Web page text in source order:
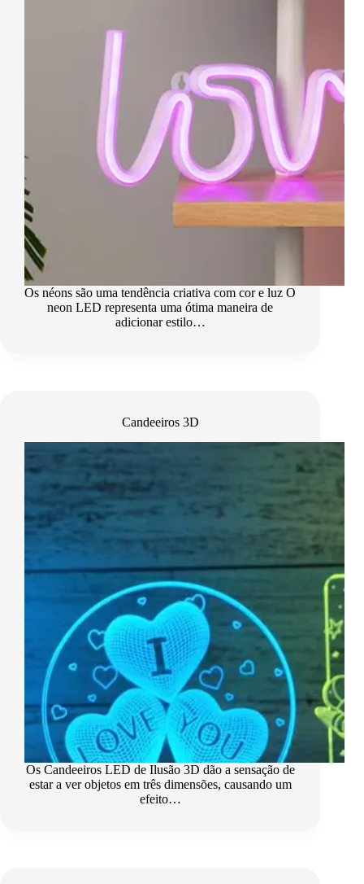
Os néons são uma tendência criativa com cor e luz O
neon LED representa uma ótima maneira de
adicionar estilo…
Candeeiros 3D
Os Candeeiros LED de Ilusão 3D dão a sensação de
estar a ver objetos em três dimensões, causando um
efeito…